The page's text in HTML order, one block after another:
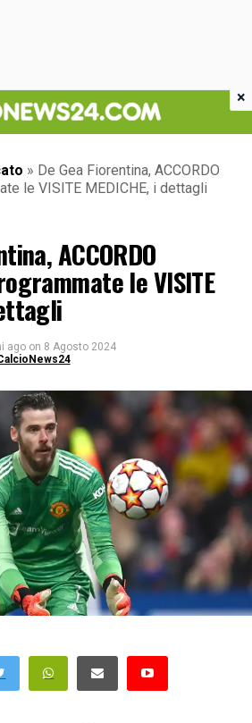
» De Gea Fiorentina, ACCORDO
le VISITE MEDICHE, i dettagli
ACCORDO
le VISITE
ago on 8 Agosto 2024
×